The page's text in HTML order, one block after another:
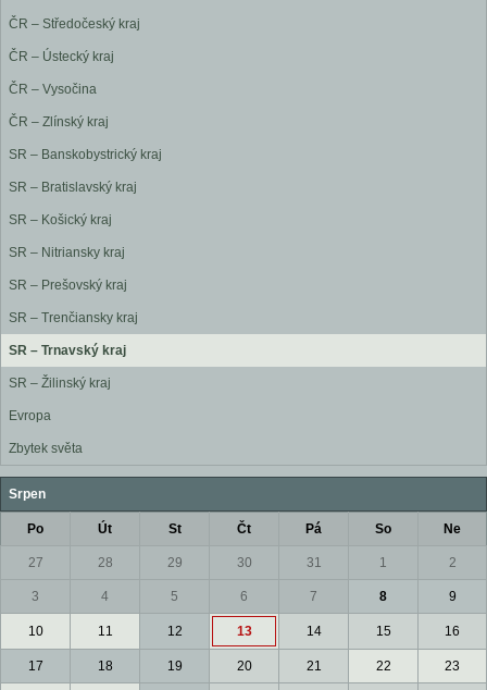
ČR – Středočeský kraj
ČR – Ústecký kraj
ČR – Vysočina
ČR – Zlínský kraj
SR – Banskobystrický kraj
SR – Bratislavský kraj
SR – Košický kraj
SR – Nitriansky kraj
SR – Prešovský kraj
SR – Trenčiansky kraj
SR – Trnavský kraj
SR – Žilinský kraj
Evropa
Zbytek světa
Srpen
Po Út St Čt Pá So Ne
27 28 29 30 31 1 2
3 4 5 6 7 8 9
10 11 12 13 14 15 16
17 18 19 20 21 22 23